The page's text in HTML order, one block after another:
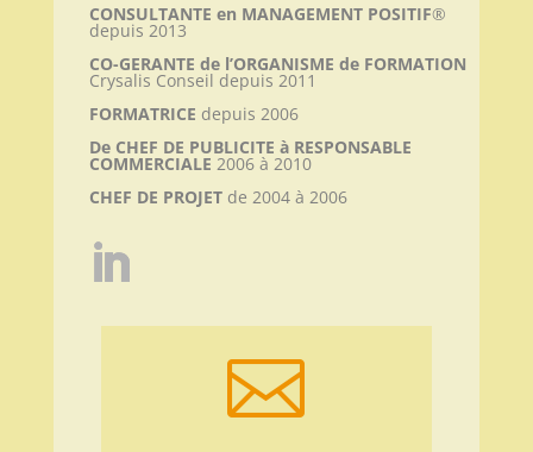
CONSULTANTE en MANAGEMENT POSITIF®
depuis 2013
CO-GERANTE de l’ORGANISME de FORMATION
Crysalis Conseil depuis 2011
FORMATRICE depuis 2006
De CHEF DE PUBLICITE à RESPONSABLE
COMMERCIALE 2006 à 2010
CHEF DE PROJET de 2004 à 2006
